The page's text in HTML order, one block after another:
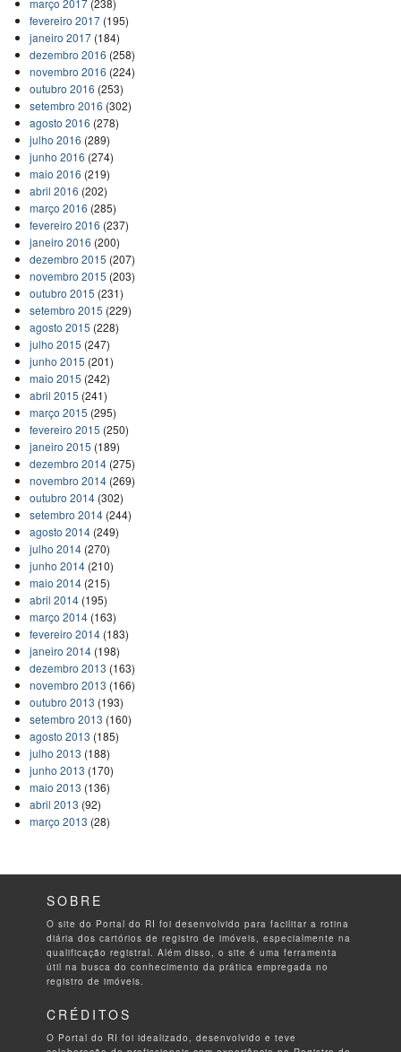
março 2017(238)
fevereiro 2017(195)
janeiro 2017(184)
dezembro 2016 (258)
novembro 2016 (224)
outubro 2016 (253)
setembro 2016 (302)
agosto 2016 (278)
julho 2016 (289)
junho 2016 (274)
maio 2016 (219)
abril 2016 (202)
março 2016 (285)
fevereiro 2016 (237)
janeiro 2016 (200)
dezembro 2015 (207)
novembro 2015 (203)
outubro 2015 (231)
setembro 2015 (229)
agosto 2015 (228)
julho 2015 (247)
junho 2015 (201)
maio 2015 (242)
abril 2015 (241)
março 2015 (295)
fevereiro 2015 (250)
janeiro 2015 (189)
dezembro 2014(275)
novembro 2014(269)
outubro 2014(302)
setembro 2014(244)
agosto 2014(249)
julho 2014(270)
junho 2014(210)
maio 2014(215)
abril 2014(195)
março 2014(163)
fevereiro 2014(183)
janeiro 2014(198)
dezembro 2013 (163)
novembro 2013 (166)
outubro 2013 (193)
setembro 2013 (160)
agosto 2013 (185)
julho 2013 (188)
junho 2013 (170)
maio 2013 (136)
abril 2013 (92)
março 2013 (28)
SOBRE
O site do Portal do RI foi desenvolvido para facilitar a rotina
diária dos cartórios de registro de imóveis, especialmente na
qualificação registral. Além disso, o site é uma ferramenta
útil na busca do conhecimento da prática empregada no
registro de imóveis.
CRÉDITOS
O Portal do RI foi idealizado, desenvolvido e teve